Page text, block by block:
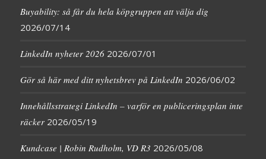
Buyability: så får du hela köpgruppen att välja dig
2026/07/14
LinkedIn nyheter 2026 2026/07/01
Gör så här med ditt nyhetsbrev på LinkedIn 2026/06/02
Innehållsstrategi LinkedIn – varför en publiceringsplan inte
räcker 2026/05/19
Kundcase | Robin Rudholm, VD R3 2026/05/08